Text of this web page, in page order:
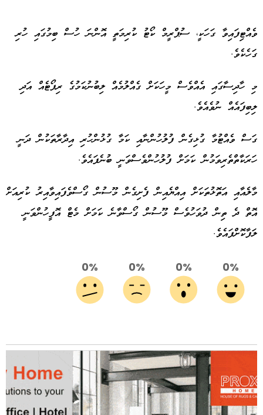
ވެއްޓިފައިވާ ގަހަކީ، ސުޕްރީމް ކޯޓު ކުރިމަތީ އޮންނަ ހުސް ބިމުގައި ހުރި
ގަހެކެވެ.
މި ހާދިސާގައި އެއްވެސް މީހަކަށް ގެއްލުމެއް ލިބުނުކަމުގެ ރިޕޯޓެއް އަދި
ލިބިފައެއް ނުވެއެވެ.
ގަސް ވެއްޓުމާ ގުޅިގެން ފުލުހުންނާއި ކަމާ ގުޅުންހުރި އިދާރާތަކުން ދަނީ
ހަރަކާތްތެރިވަމުން ކަމަށް ފުލުހުންވެސްވަނީ ބުނެފައެވެ.
މާލެއާއި އަތޮޅުތަކަށް އިއްޔެއިން ފެށިގެން މޫސުން ގޯސްވެފައިވާއިރު ކުރިއަށް
އޮތް ދެ ތިން ދުވަހުވެސް މޫސުން ގޯސްވާނެ ކަމަށް މެޓް އޮފީހުންވަނީ
ލަފާކޮށްފައެވެ.
0%
0%
0%
0%